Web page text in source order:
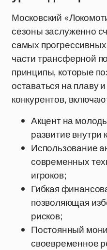
Московский
сезоны заслуженно
самых
части трансферной
принципы, которые
оставаться на плаву
конкурентов,
Акцент на
развитие внутри
Использование
современных
игроков;
Гибкая
позволяющая
рисков;
Постоянный
своевременное